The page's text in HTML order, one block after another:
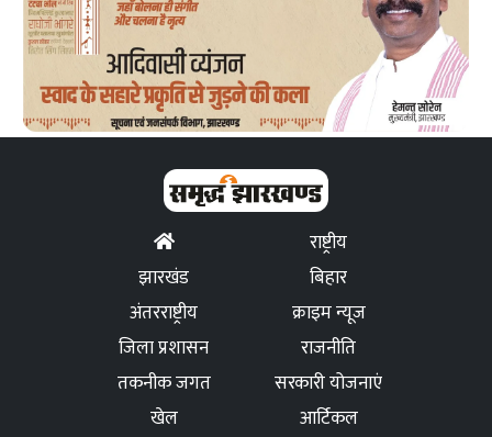
राष्ट्रीय
झारखंड
बिहार
अंतरराष्ट्रीय
क्राइम न्यूज
जिला प्रशासन
राजनीति
तकनीक जगत
सरकारी योजनाएं
खेल
आर्टिकल